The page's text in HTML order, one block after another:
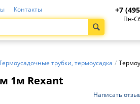
Контакты +7
Пн-
трубки, термоусадка /
1м Rexant
Написать